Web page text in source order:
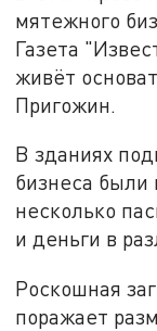
мятежного
Газета
живёт
Пригожин.
В зданиях
бизнеса
несколько
и деньги в
Роскошная
поражает